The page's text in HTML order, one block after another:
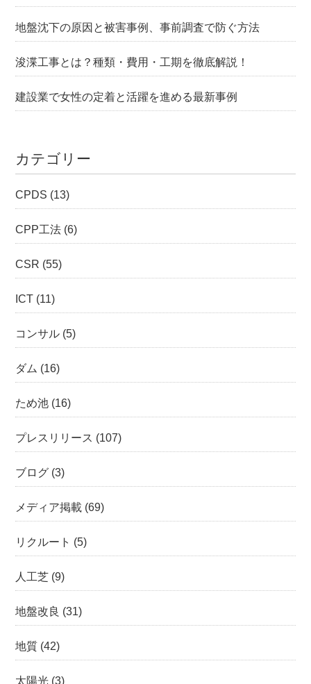
地盤沈下の原因と被害事例、事前調査で防ぐ方法
浚渫工事とは？種類・費用・工期を徹底解説！
建設業で女性の定着と活躍を進める最新事例
カテゴリー
CPDS (13)
CPP工法 (6)
CSR (55)
ICT (11)
コンサル (5)
ダム (16)
ため池 (16)
プレスリリース (107)
ブログ (3)
メディア掲載 (69)
リクルート (5)
人工芝 (9)
地盤改良 (31)
地質 (42)
太陽光 (3)